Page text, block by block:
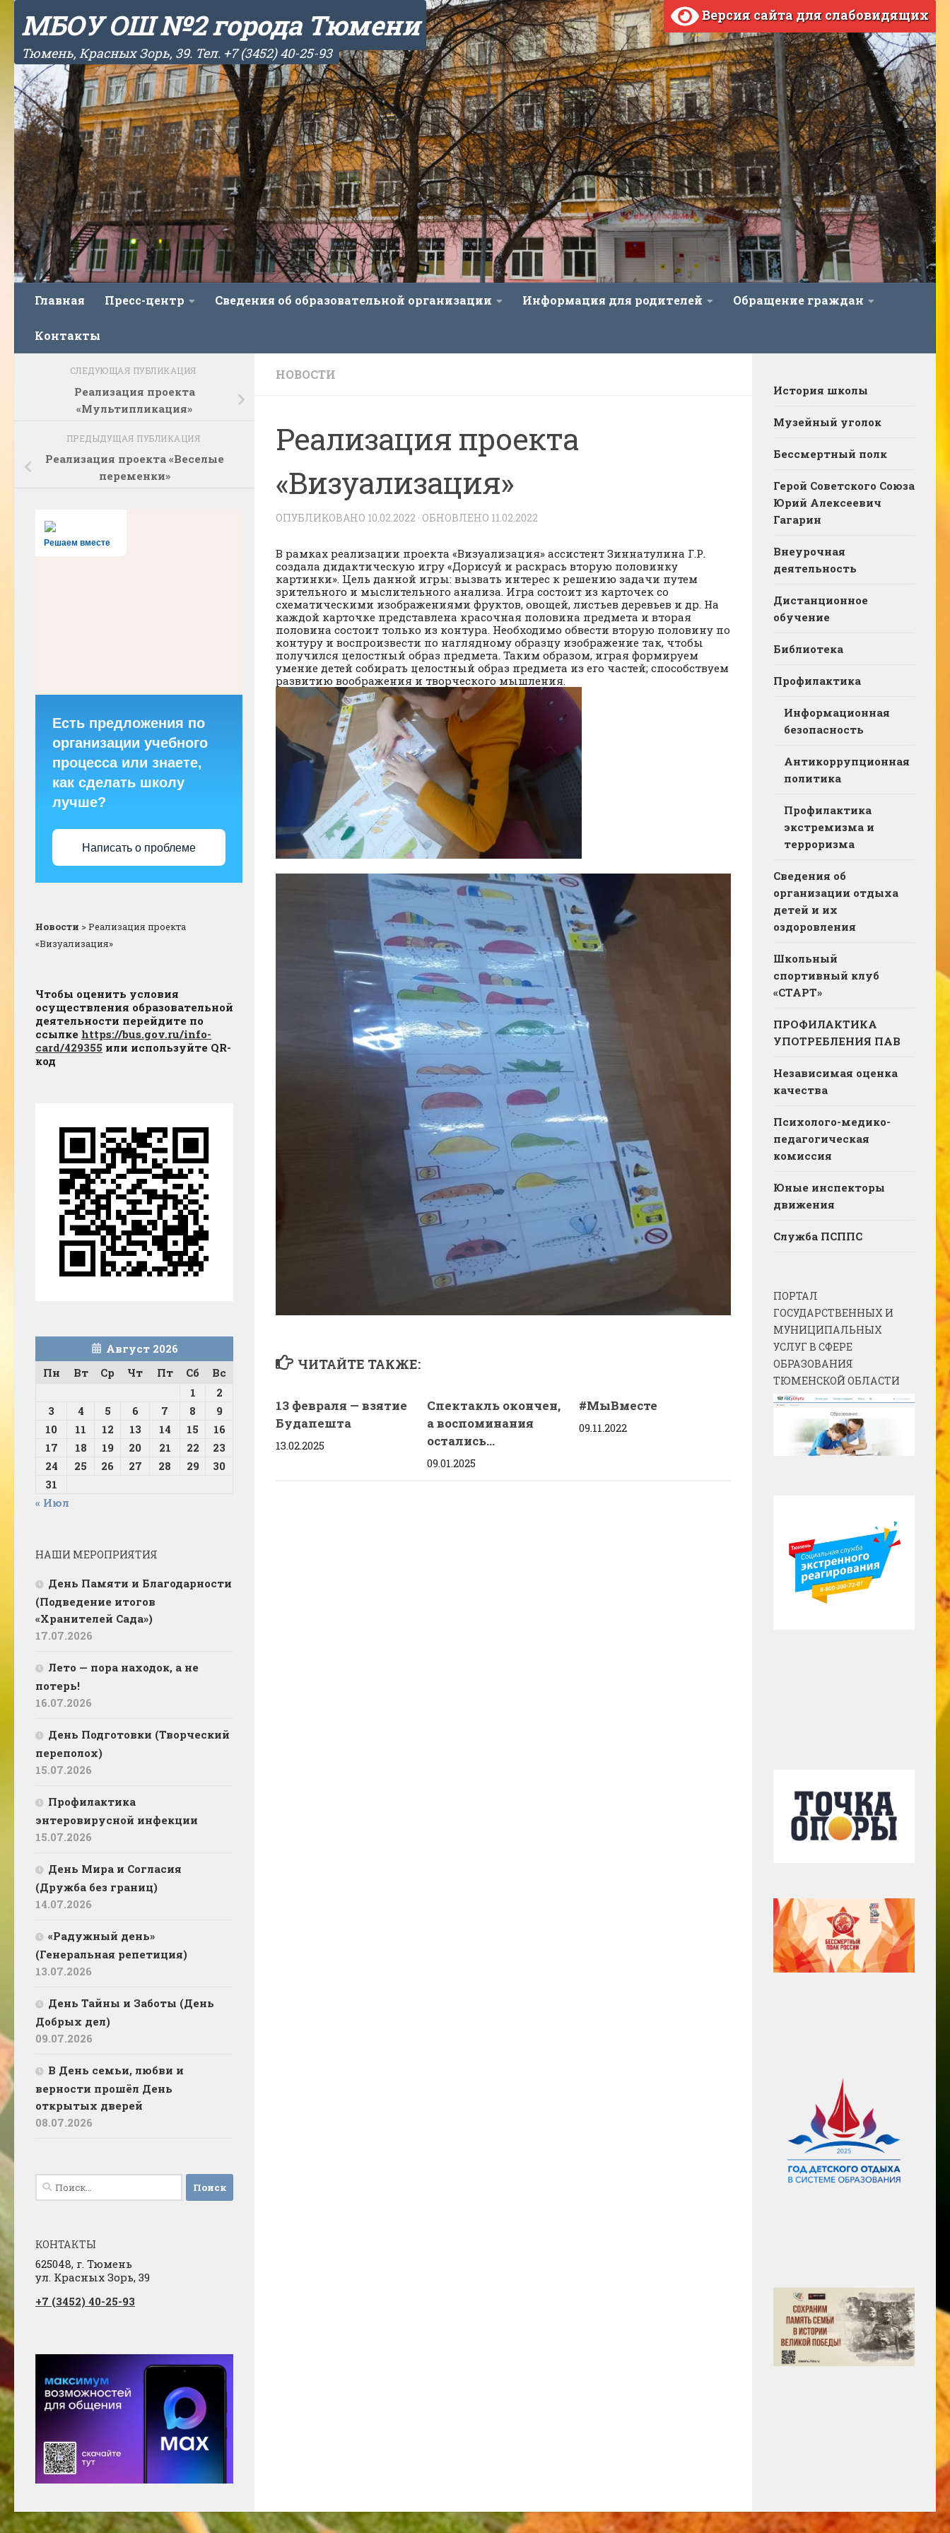
Skip to content
МБОУ ОШ №2 города Тюмени
Тюмень, Красных Зорь, 39. Тел. +7 (3452) 40-25-93
Версия сайта для слабовидящих
Главная Пресс-центр Сведения об образовательной организации Информация для родителей Обращение граждан
Контакты
НОВОСТИ
Реализация проекта
«Визуализация»
ОПУБЛИКОВАНО 10.02.2022 · ОБНОВЛЕНО 11.02.2022
В рамках реализации проекта «Визуализация» ассистент Зиннатулина Г.Р.
создала дидактическую игру «Дорисуй и раскрась вторую половинку
картинки». Цель данной игры: вызвать интерес к решению задачи путем
зрительного и мыслительного анализа. Игра состоит из карточек со
схематическими изображениями фруктов, овощей, листьев деревьев и др. На
каждой карточке представлена красочная половина предмета и вторая
половина состоит только из контура. Необходимо обвести вторую половину по
контуру и воспроизвести по наглядному образцу изображение так, чтобы
получился целостный образ предмета. Таким образом, играя формируем
умение детей собирать целостный образ предмета из его частей; способствуем
развитию воображения и творческого мышления.
ЧИТАЙТЕ ТАКЖЕ:
13 февраля — взятие
Будапешта
13.02.2025
Спектакль окончен,
а воспоминания
остались…
09.01.2025
#МыВместе
09.11.2022
СЛЕДУЮЩАЯ ПУБЛИКАЦИЯ
Реализация проекта
«Мультипликация»
ПРЕДЫДУЩАЯ ПУБЛИКАЦИЯ
Реализация проекта «Веселые
переменки»
Решаем вместе
Есть предложения по
организации учебного
процесса или знаете,
как сделать школу
лучше?
Написать о проблеме
Новости >Реализация проекта
«Визуализация»
Чтобы оценить условия
осуществления образовательной
деятельности перейдите по
ссылке https://bus.gov.ru/info-
card/429355 или используйте QR-
код
Август 2026
Пн
Вт Ср Чт Пт Сб
Вс
1
2
3
4 5 6 7 8
9
10
11 12 13 14 15
16
17
18 19 20 21 22
23
24
25 26 27 28 29
30
31
« Июл
НАШИ МЕРОПРИЯТИЯ
День Памяти и Благодарности
(Подведение итогов
«Хранителей Сада»)
17.07.2026
Лето — пора находок, а не
потерь!
16.07.2026
День Подготовки (Творческий
переполох)
15.07.2026
Профилактика
энтеровирусной инфекции
15.07.2026
День Мира и Согласия
(Дружба без границ)
14.07.2026
«Радужный день»
(Генеральная репетиция)
13.07.2026
День Тайны и Заботы (День
Добрых дел)
09.07.2026
В День семьи, любви и
верности прошёл День
открытых дверей
08.07.2026
Найти:
КОНТАКТЫ
625048, г. Тюмень
ул. Красных Зорь, 39
+7 (3452) 40-25-93
История школы
Музейный уголок
Бессмертный полк
Герой Советского Союза
Юрий Алексеевич
Гагарин
Внеурочная
деятельность
Дистанционное
обучение
Библиотека
Профилактика
Информационная
безопасность
Антикоррупционная
политика
Профилактика
экстремизма и
терроризма
Сведения об
организации отдыха
детей и их
оздоровления
Школьный
спортивный клуб
«СТАРТ»
ПРОФИЛАКТИКА
УПОТРЕБЛЕНИЯ ПАВ
Независимая оценка
качества
Психолого-медико-
педагогическая
комиссия
Юные инспекторы
движения
Служба ПСППС
ПОРТАЛ
ГОСУДАРСТВЕННЫХ И
МУНИЦИПАЛЬНЫХ
УСЛУГ В СФЕРЕ
ОБРАЗОВАНИЯ
ТЮМЕНСКОЙ ОБЛАСТИ